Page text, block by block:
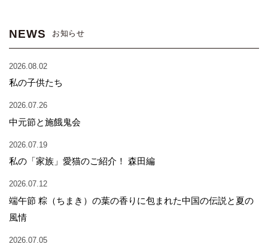
NEWS お知らせ
2026.08.02
私の子供たち
2026.07.26
中元節と施餓鬼会
2026.07.19
私の「家族」愛猫のご紹介！ 森田編
2026.07.12
端午節 粽（ちまき）の葉の香りに包まれた中国の伝説と夏の
風情
2026.07.05